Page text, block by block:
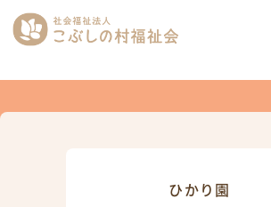
ひかり園